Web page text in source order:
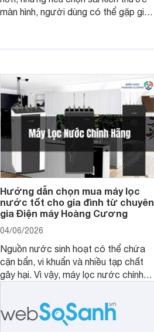
màn hình, người dùng có thể gặp giao
Hướng dẫn chọn mua máy lọc
nước tốt cho gia đình từ chuyên
gia Điện máy Hoàng Cương
04/06/2026
Nguồn nước sinh hoạt có thể chứa
cặn bẩn, vi khuẩn và nhiều tạp chất
gây hại. Vì vậy, máy lọc nước chính
sức khỏe và đảm bảo nguồn nước
sạch cho cả gia đình.